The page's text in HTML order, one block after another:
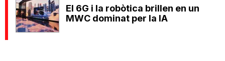
El 6G i la robòtica brillen en un
MWC dominat per la IA